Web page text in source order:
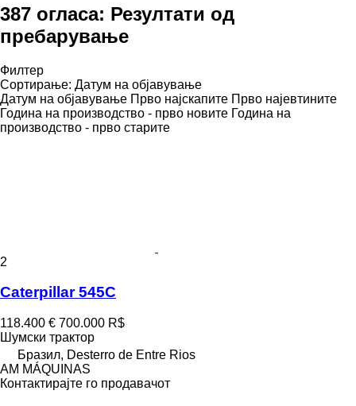
387 огласа: Резултати од
пребарување
Филтер
Сортирање: Датум на објавување
Датум на објавување Прво најскапите Прво најевтините
Година на производство - прво новите Година на
производство - прво старите
2
Caterpillar 545C
118.400 € 700.000 R$
Шумски трактор
Бразил, Desterro de Entre Rios
AM MÁQUINAS
Контактирајте го продавачот